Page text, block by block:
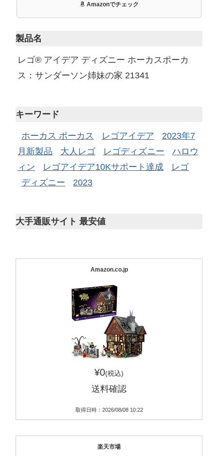
Amazonでチェック
製品名
レゴ® アイデア ディズニー ホーカスポーカ
ス：サンダーソン姉妹の家 21341
キーワード
ホーカス ポーカス レゴアイデア
2023年7
月新製品
大人レゴ レゴディズニー
ハロウ
ィン
レゴアイデア10Kサポート達成
レゴ
ディズニー
2023
大手通販サイト 最安値
Amazon.co.jp
¥0(税込)
送料確認
取得日時：2026/08/08 10:22
楽天市場